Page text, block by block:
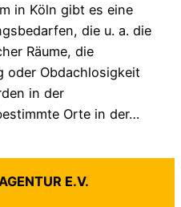
b
e
n
v
e
r
n
d
k
u
g
n
s
m
G
s
in Köln gibt es eine
die u. a. die
Räume, die
oder Obdachlosigkeit
in der
Orte in der…
o
E.V.